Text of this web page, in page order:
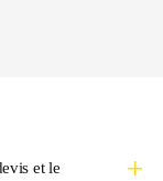
et le